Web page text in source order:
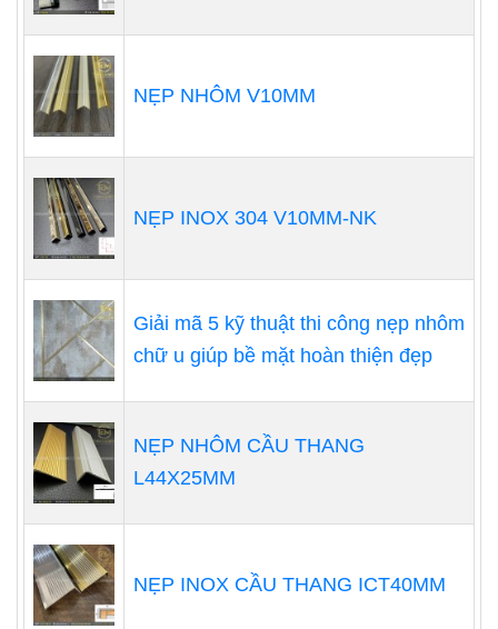
NẸP NHÔM V10MM
NẸP INOX 304 V10MM-NK
Giải mã 5 kỹ thuật thi công nẹp nhôm
chữ u giúp bề mặt hoàn thiện đẹp
NẸP NHÔM CẦU THANG
L44X25MM
NẸP INOX CẦU THANG ICT40MM